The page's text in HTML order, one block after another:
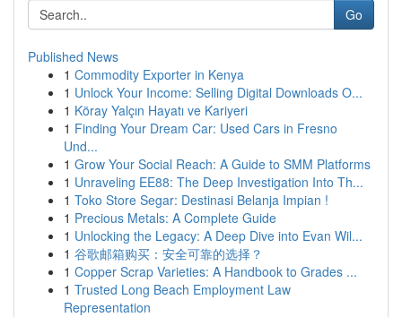
Go
Published News
1 Commodity Exporter in Kenya
1 Unlock Your Income: Selling Digital Downloads O...
1 Köray Yalçın Hayatı ve Kariyeri
1 Finding Your Dream Car: Used Cars in Fresno
Und...
1 Grow Your Social Reach: A Guide to SMM Platforms
1 Unraveling EE88: The Deep Investigation Into Th...
1 Toko Store Segar: Destinasi Belanja Impian !
1 Precious Metals: A Complete Guide
1 Unlocking the Legacy: A Deep Dive into Evan Wil...
1 谷歌邮箱购买：安全可靠的选择？
1 Copper Scrap Varieties: A Handbook to Grades ...
1 Trusted Long Beach Employment Law
Representation